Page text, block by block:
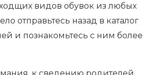
видов обувок из любых
отправьтесь назад в каталог
и познакомьтесь с ним более
к сведению родителей,